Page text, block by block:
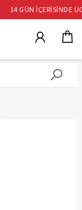
14 GÜN İÇERİSİNDE